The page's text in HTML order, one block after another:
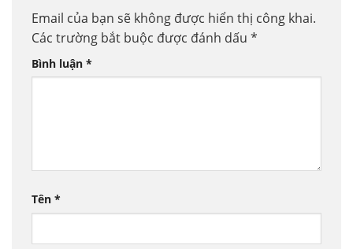
Email của bạn sẽ không được hiển thị công khai.
Các trường bắt buộc được đánh dấu *
Bình luận *
Tên *